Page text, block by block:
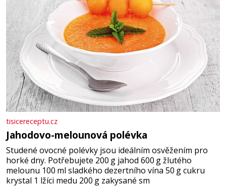
tisicereceptu.cz
Jahodovo-melounová polévka
Studené ovocné polévky jsou ideálním osvěžením pro
horké dny. Potřebujete 200 g jahod 600 g žlutého
melounu 100 ml sladkého dezertního vína 50 g cukru
krystal 1 lžíci medu 200 g zakysané sm